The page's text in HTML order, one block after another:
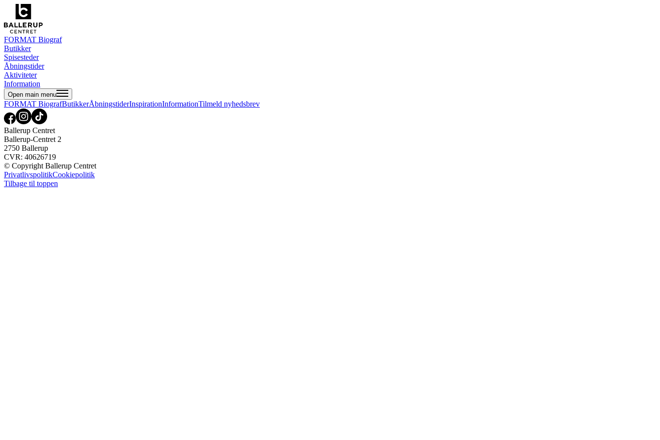
FORMAT Biograf
Butikker
Spisesteder
Åbningstider
Aktiviteter
Information
Open main menu
FORMAT BiografButikkerÅbningstiderInspirationInformationTilmeld nyhedsbrev
Ballerup Centret
Ballerup-Centret 2
2750 Ballerup
CVR: 40626719
© Copyright Ballerup Centret
PrivatlivspolitikCookiepolitik
Tilbage til toppen